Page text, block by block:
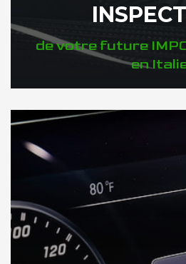
de votre future
en
DÉCOUVREZ VOTRE